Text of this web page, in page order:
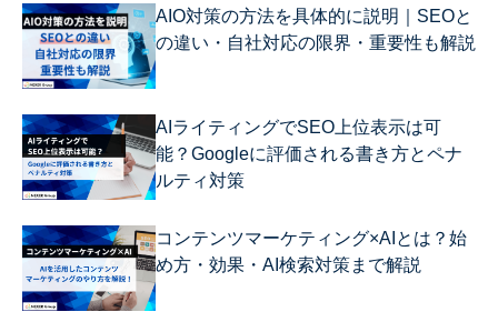
AIO対策の方法を具体的に説明｜SEOと
の違い・自社対応の限界・重要性も解説
AIライティングでSEO上位表示は可
能？Googleに評価される書き方とペナ
ルティ対策
コンテンツマーケティング×AIとは？始
め方・効果・AI検索対策まで解説